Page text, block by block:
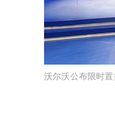
沃尔沃公布限时